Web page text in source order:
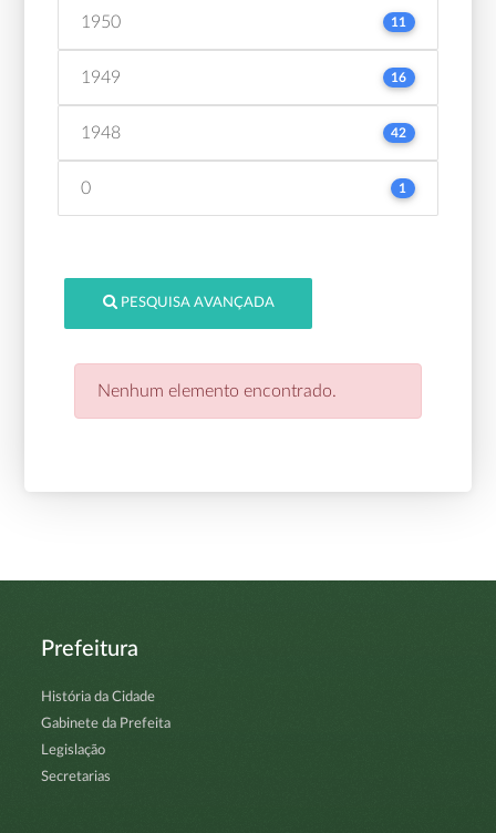
1950 11
1949 16
1948 42
0 1
PESQUISA AVANÇADA
Nenhum elemento encontrado.
Prefeitura
História da Cidade
Gabinete da Prefeita
Legislação
Secretarias